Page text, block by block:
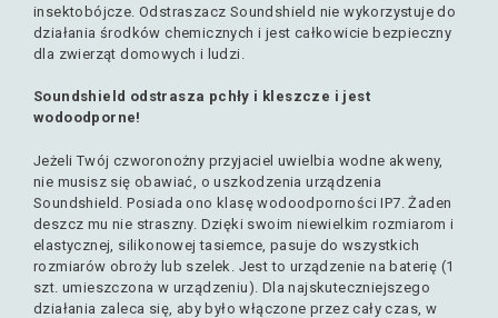
insektobójcze. Odstraszacz Soundshield nie wykorzystuje do
działania środków chemicznych i jest całkowicie bezpieczny
dla zwierząt domowych i ludzi.
Soundshield odstrasza pchły i kleszcze i jest
wodoodporne!
Jeżeli Twój czworonożny przyjaciel uwielbia wodne akweny,
nie musisz się obawiać, o uszkodzenia urządzenia
Soundshield. Posiada ono klasę wodoodporności IP7. Żaden
deszcz mu nie straszny. Dzięki swoim niewielkim rozmiarom i
elastycznej, silikonowej tasiemce, pasuje do wszystkich
rozmiarów obroży lub szelek. Jest to urządzenie na baterię (1
szt. umieszczona w urządzeniu). Dla najskuteczniejszego
działania zaleca się, aby było włączone przez cały czas, w